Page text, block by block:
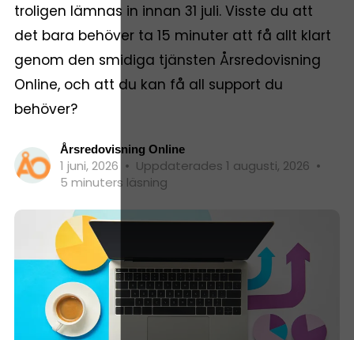
troligen lämnas in innan 31 juli. Visste du att
det bara behöver ta 15 minuter att få allt klart
genom den smidiga tjänsten Årsredovisning
Online, och att du kan få all support du
behöver?
Årsredovisning Online
1 juni, 2026 • Uppdaterades 1 augusti, 2026 •
5 minuters läsning